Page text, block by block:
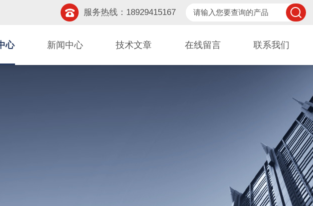
服务热线：18929415167
心 新闻中心 技术文章 在线留言 联系我们